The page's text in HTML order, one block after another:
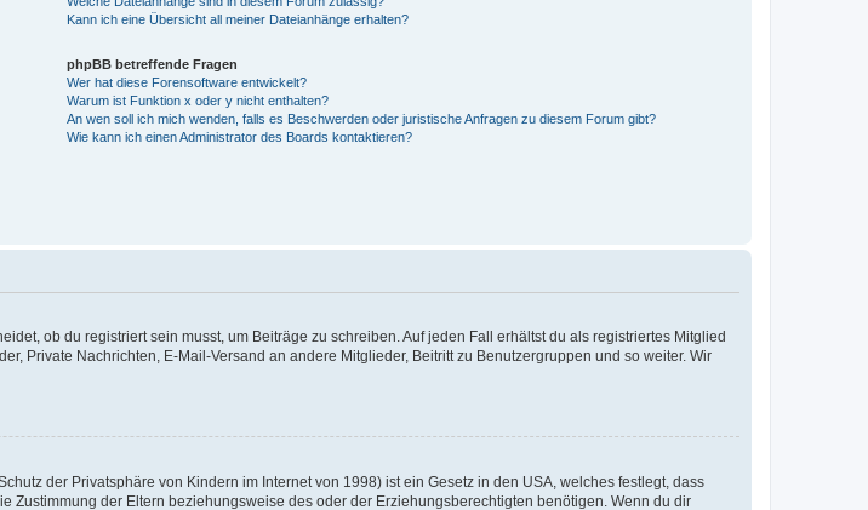
Kann ich eine Übersicht all meiner Dateianhänge erhalten?
phpBB betreffende Fragen
Wer hat diese Forensoftware entwickelt?
Warum ist Funktion x oder y nicht enthalten?
An wen soll ich mich wenden, falls es Beschwerden oder juristische Anfragen zu diesem Forum gibt?
Wie kann ich einen Administrator des Boards kontaktieren?
ob du registriert sein musst, um Beiträge zu schreiben. Auf jeden Fall erhältst du als registriertes Mitglied
Private Nachrichten, E-Mail-Versand an andere Mitglieder, Beitritt zu Benutzergruppen und so weiter. Wir
der Privatsphäre von Kindern im Internet von 1998) ist ein Gesetz in den USA, welches festlegt, dass
der Eltern beziehungsweise des oder der Erziehungsberechtigten benötigen. Wenn du dir